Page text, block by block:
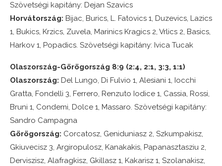
Szövetségi kapitány: Dejan Szavics
Horvátország: Bijac, Burics, L. Fatovics 1, Duzevics, Lazics
1, Bukics, Krzics, Zuvela, Marinics Kragics 2, Vrlics 2, Basics,
Harkov 1, Popadics. Szövetségi kapitány: Ivica Tucak
Olaszország-Görögország 8:9 (2:4, 2:1, 3:3, 1:1)
Olaszország: Del Lungo, Di Fulvio 1, Alesiani 1, Iocchi
Gratta, Fondelli 3, Ferrero, Renzuto Iodice 1, Cassia, Rossi,
Bruni 1, Condemi, Dolce 1, Massaro. Szövetségi kapitány:
Sandro Campagna
Görögország: Corcatosz, Geniduniasz 2, Szkumpakisz,
Gkiuvecisz 3, Argiropulosz, Kanakakis, Papanasztasziu 2,
Derviszisz, Alafragkisz, Gkillasz 1, Kakarisz 1, Szolanakisz,